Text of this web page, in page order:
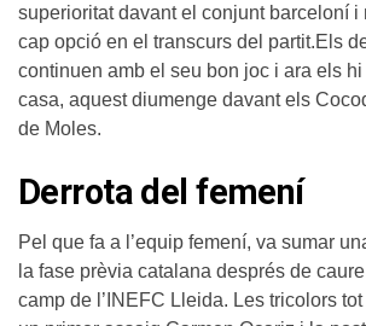
superioritat davant el conjunt barceloní i
cap opció en el transcurs del partit.Els
continuen amb el seu bon joc i ara els
casa, aquest diumenge davant els
de Moles.
Derrota del femení
Pel que fa a l’equip femení, va sumar
la fase prèvia catalana després de
camp de l’INEFC Lleida. Les tricolors